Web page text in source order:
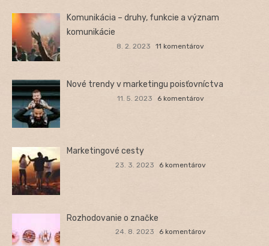
Komunikácia – druhy, funkcie a význam
komunikácie
8. 2. 2023 11 komentárov
Nové trendy v marketingu poisťovníctva
11. 5. 2023 6 komentárov
Marketingové cesty
23. 3. 2023 6 komentárov
Rozhodovanie o značke
24. 8. 2023 6 komentárov